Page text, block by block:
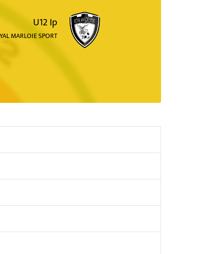
U12 Ip
MARLOIE SPORT